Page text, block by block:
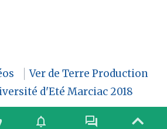
Ver de Terre Production
d'Eté Marciac 2018
notifications forum